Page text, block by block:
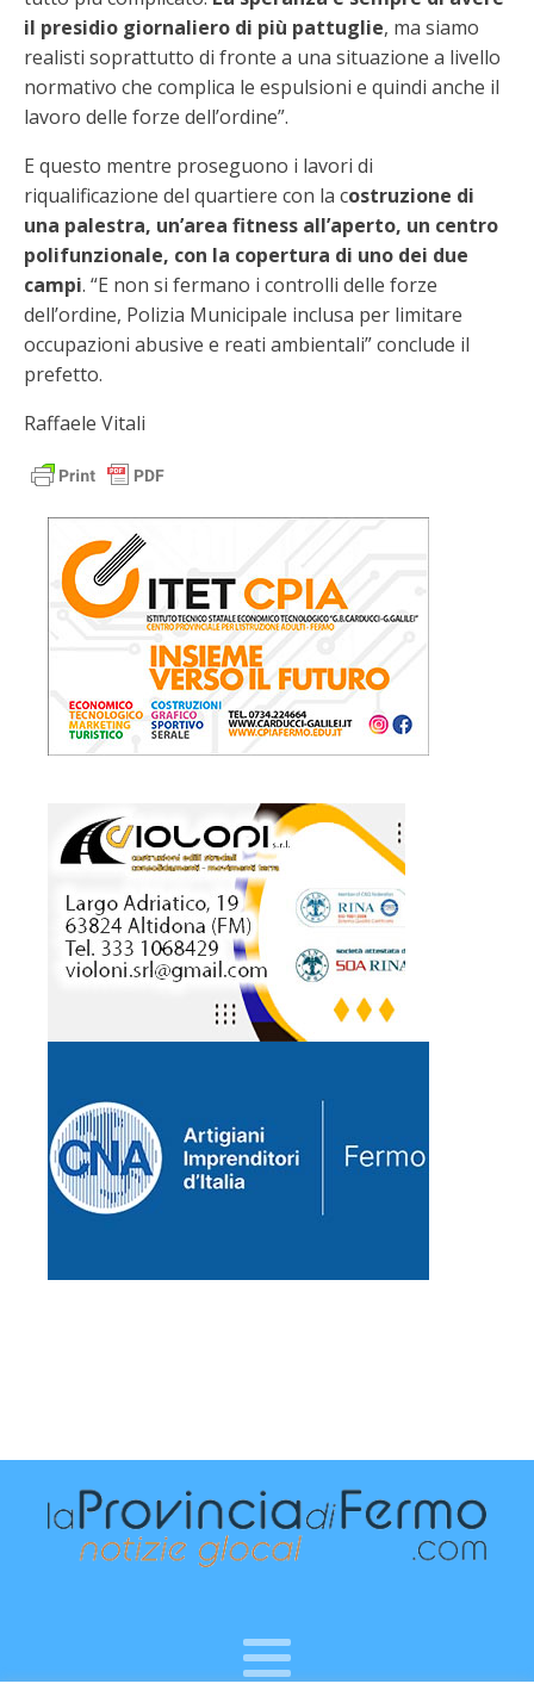
il presidio giornaliero di più pattuglie, ma siamo
realisti soprattutto di fronte a una situazione a livello
normativo che complica le espulsioni e quindi anche il
lavoro delle forze dell’ordine”.
E questo mentre proseguono i lavori di
riqualificazione del quartiere con la costruzione di
una palestra, un’area fitness all’aperto, un centro
polifunzionale, con la copertura di uno dei due
campi. “E non si fermano i controlli delle forze
dell’ordine, Polizia Municipale inclusa per limitare
occupazioni abusive e reati ambientali” conclude il
prefetto.
Raffaele Vitali